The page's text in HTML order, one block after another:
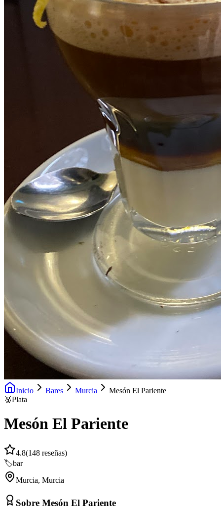
Inicio Bares Murcia
Mesón El Pariente
🥈Plata
Mesón El Pariente
4.8(148 reseñas)
🏷️bar
Murcia, Murcia
Sobre Mesón El Pariente